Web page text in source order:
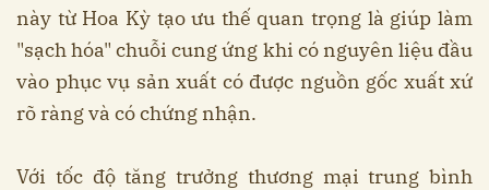
này từ Hoa Kỳ tạo ưu thế quan trọng là giúp làm
"sạch hóa" chuỗi cung ứng khi có nguyên liệu đầu
vào phục vụ sản xuất có được nguồn gốc xuất xứ
rõ ràng và có chứng nhận.
Với tốc độ tăng trưởng thương mại trung bình